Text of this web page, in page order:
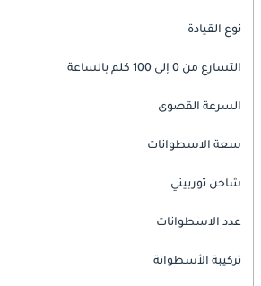
نوع القيادة
التسارع من 0 إلى 100 كلم بالساعة
السرعة القصوى
سعة الاسطوانات
شاحن توربيني
عدد الاسطوانات
تركيبة الأسطوانة